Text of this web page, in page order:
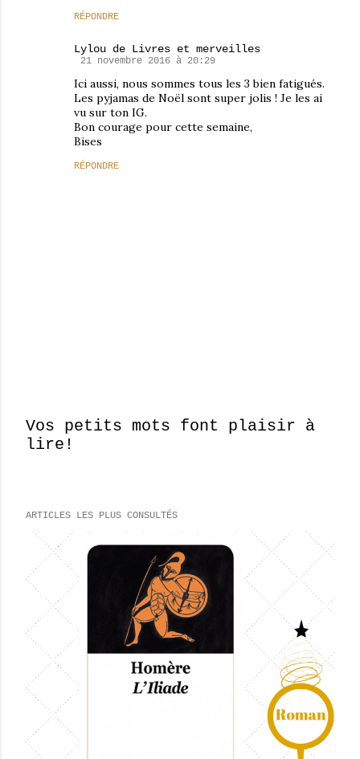
RÉPONDRE
Lylou de Livres et merveilles
21 novembre 2016 à 20:29
Ici aussi, nous sommes tous les 3 bien fatigués.
Les pyjamas de Noël sont super jolis ! Je les ai
vu sur ton IG.
Bon courage pour cette semaine,
Bises
RÉPONDRE
E
g
t
r
c
m
Vos petits mots font plaisir à
lire!
ARTICLES LES PLUS CONSULTÉS